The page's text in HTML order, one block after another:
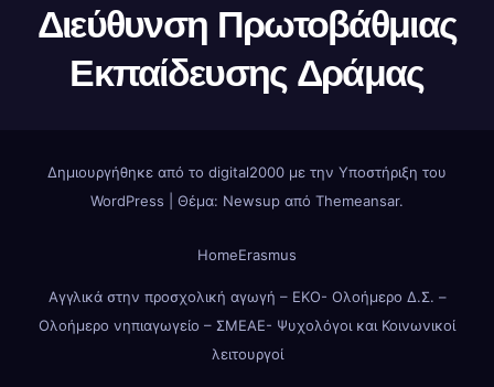
Διεύθυνση Πρωτοβάθμιας
Εκπαίδευσης Δράμας
Δημιουργήθηκε από το digital2000 με την Υποστήριξη του
WordPress
Θέμα: Newsup από Themeansar.
HomeErasmus
Αγγλικά στην προσχολική αγωγή – ΕΚΟ- Ολοήμερο Δ.Σ. –
Ολοήμερο νηπιαγωγείο – ΣΜΕΑΕ- Ψυχολόγοι και Κοινωνικοί
λειτουργοί